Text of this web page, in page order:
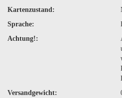
Kartenzustand:
Sprache:
Achtung!:
Versandgewicht: